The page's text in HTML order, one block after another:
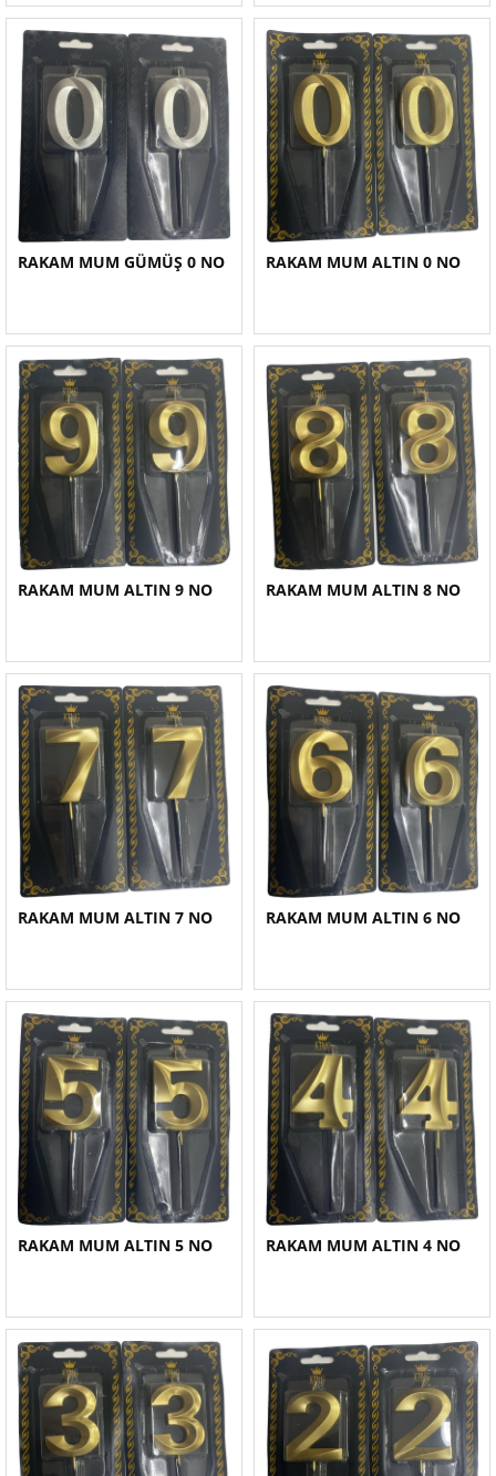
RAKAM MUM GÜMÜŞ 0 NO RAKAM MUM ALTIN 0 NO
RAKAM MUM ALTIN 9 NO RAKAM MUM ALTIN 8 NO
RAKAM MUM ALTIN 7 NO RAKAM MUM ALTIN 6 NO
RAKAM MUM ALTIN 5 NO RAKAM MUM ALTIN 4 NO